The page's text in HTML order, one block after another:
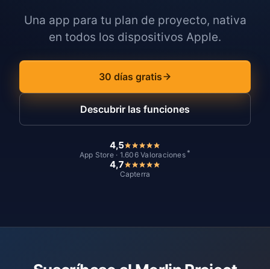
Una app para tu plan de proyecto, nativa
en todos los dispositivos Apple.
30 días gratis
Descubrir las funciones
4,5
App Store · 1.606 Valoraciones *
4,7
Capterra